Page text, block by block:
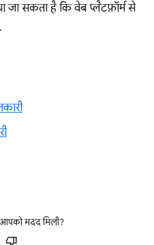
जा सकता है कि वेब प्लैटफ़ॉर्म से
मदद मिली?